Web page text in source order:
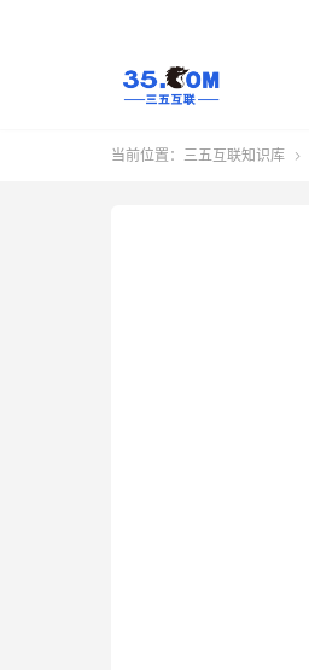
当前位置： 三五互联知识库 